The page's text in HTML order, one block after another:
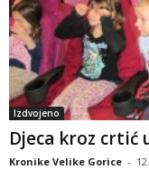
Izdvojeno
Djeca kroz crtić
Kronike Velike Gorice -